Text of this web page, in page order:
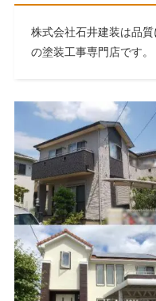
株式会社石井建装は品
の塗装工事専門店です。